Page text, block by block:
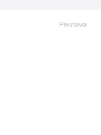
Реклама